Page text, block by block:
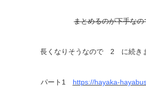
まとめるのが下手なの
長くなりそうなので 2 に続きま
パート1 https://hayaka-